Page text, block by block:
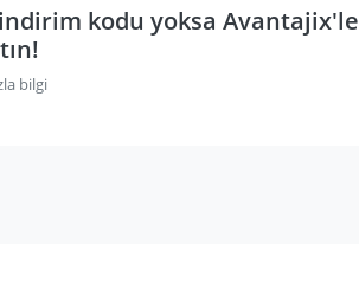
kodu yoksa Avantajix'le
bilgi